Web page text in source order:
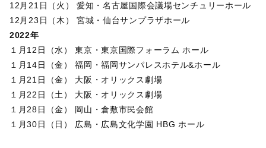
12月21日（火） 愛知・名古屋国際会議場センチュリーホール
12月23日（木） 宮城・仙台サンプラザホール
2022年
１月12日（水） 東京・東京国際フォーラム ホール
１月14日（金） 福岡・福岡サンパレスホテル&ホール
１月21日（金） 大阪・オリックス劇場
１月22日（土） 大阪・オリックス劇場
１月28日（金） 岡山・倉敷市民会館
１月30日（日） 広島・広島文化学園 HBG ホール